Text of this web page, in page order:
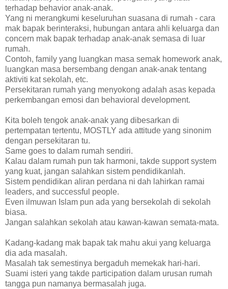
terhadap behavior anak-anak.
Yang ni merangkumi keseluruhan suasana di rumah - cara
mak bapak berinteraksi, hubungan antara ahli keluarga dan
concern mak bapak terhadap anak-anak semasa di luar
rumah.
Contoh, family yang luangkan masa semak homework anak,
luangkan masa bersembang dengan anak-anak tentang
aktiviti kat sekolah, etc.
Persekitaran rumah yang menyokong adalah asas kepada
perkembangan emosi dan behavioral development.
Kita boleh tengok anak-anak yang dibesarkan di
pertempatan tertentu, MOSTLY ada attitude yang sinonim
dengan persekitaran tu.
Same goes to dalam rumah sendiri.
Kalau dalam rumah pun tak harmoni, takde support system
yang kuat, jangan salahkan sistem pendidikanlah.
Sistem pendidikan aliran perdana ni dah lahirkan ramai
leaders, and successful people.
Even ilmuwan Islam pun ada yang bersekolah di sekolah
biasa.
Jangan salahkan sekolah atau kawan-kawan semata-mata.
Kadang-kadang mak bapak tak mahu akui yang keluarga
dia ada masalah.
Masalah tak semestinya bergaduh memekak hari-hari.
Suami isteri yang takde participation dalam urusan rumah
tangga pun namanya bermasalah juga.